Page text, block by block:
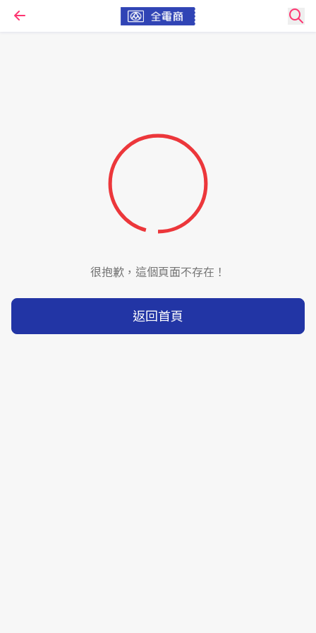
很抱歉，這個頁面不存在！
返回首頁